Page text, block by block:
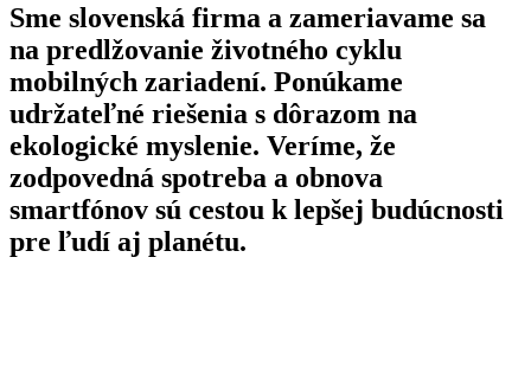
Sme slovenská firma a zameriavame sa
na predlžovanie životného cyklu
mobilných zariadení. Ponúkame
udržateľné riešenia s dôrazom na
ekologické myslenie. Veríme, že
zodpovedná spotreba a obnova
smartfónov sú cestou k lepšej budúcnosti
pre ľudí aj planétu.